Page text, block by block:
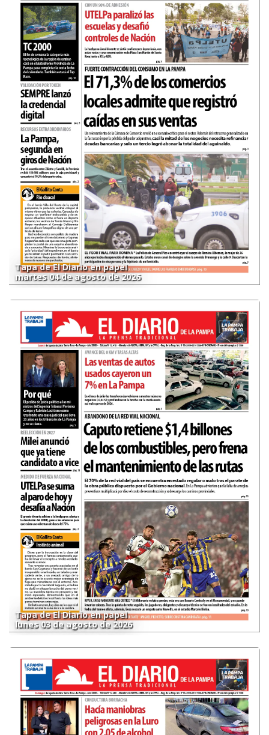
Tapa de El Diario en papel
martes 04 de agosto de 2026
Tapa de El Diario en papel
lunes 03 de agosto de 2026